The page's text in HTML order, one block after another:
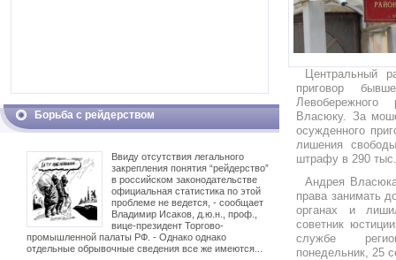
Борьба с рейдерством
Ввиду отсутствия легального
закрепления понятия “рейдерство”
в российском законодательстве
официальная статистика по этой
проблеме не ведется, - сообщает
Владимир Исаков, д.ю.н., проф.,
вице-президент Торгово-
промышленной палаты РФ. - Однако однако
отдельные обрывочные сведения все же имеются...
Центральный
приговор
Власюку. За
осужденного
лишения
штрафу в 290
Андрея
права занимать
органах и
советник
службе
понедельник, 25